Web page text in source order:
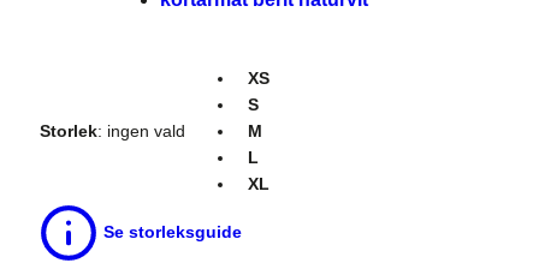
Storlek: ingen vald
XS
S
M
L
XL
Se storleksguide